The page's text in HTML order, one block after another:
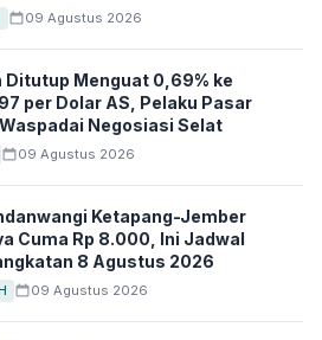
09 Agustus 2026
Ditutup Menguat 0,69% ke
per Dolar AS, Pelaku Pasar
Negosiasi Selat
09 Agustus 2026
Ketapang-Jember
Cuma Rp 8.000, Ini Jadwal
8 Agustus 2026
09 Agustus 2026